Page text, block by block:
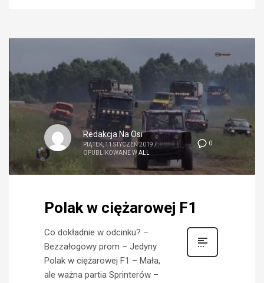
0
Redakcja Na Osi
PIĄTEK, 11 STYCZEŃ 2019 /
OPUBLIKOWANE WALL
Polak w ciężarowej F1
Co dokładnie w odcinku? –
Bezzałogowy prom – Jedyny
Polak w ciężarowej F1 – Mała,
ale ważna partia Sprinterów –